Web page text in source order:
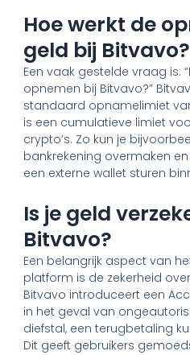
Hoe werkt de
geld bij Bitvavo?
Een vaak gestelde vraag is:
opnemen bij Bitvavo?”
standaard opnamelimiet
is een cumulatieve limiet
crypto’s. Zo kun je
bankrekening overmaken
een externe wallet sturen
Is je geld
Bitvavo?
Een belangrijk aspect van
platform is de zekerheid
Bitvavo introduceert een
in het geval van
diefstal, een terugbetaling
Dit geeft gebruikers